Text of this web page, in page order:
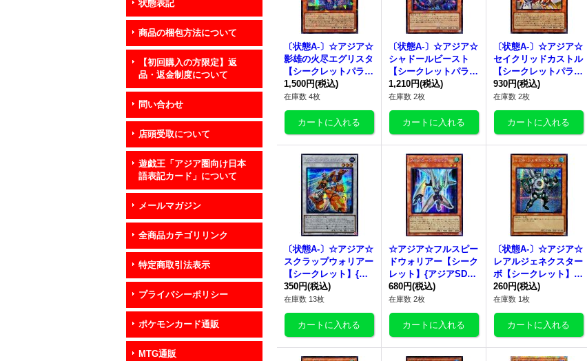
状態表記
商品の梱包方法について
【初回購入の方限定】返
品・返金制度について
問い合わせ
店頭受取について
遊戯王「アジア圏向け日本
語表記カード」について
メールマガジン
全商品カテゴリリンク
特定商取引法表示
プライバシーポリシー
ポケモンカード通販
MTG通販
〔状態A-〕☆アジア☆
影雄の火尽エグリスタ
【シークレットパラレ
ル】{アジアTW03-JP0
62}《モンスター》
1,500円(税込)
在庫数 4枚
〔状態A-〕☆アジア☆
シャドールビースト
【シークレットパラレ
ル】{アジアTW03-JP0
70}《モンスター》
1,210円(税込)
在庫数 2枚
〔状態A-〕☆アジア☆
セイクリッドカストル
【シークレットパラレ
ル】{アジアTW03-JP0
40}《モンスター》
930円(税込)
在庫数 2枚
〔状態A-〕☆アジア☆
スクラップウォリアー
【シークレット】{ア
ジアSD48-JPP08}
《シンクロ》
350円(税込)
在庫数 13枚
☆アジア☆フルスピー
ドウォリアー【シーク
レット】{アジアSD48
-JPP01}《モンスタ
ー》
680円(税込)
在庫数 2枚
〔状態A-〕☆アジア☆
レアルジェネクスター
ボ【シークレット】
{アジアTW01-JP069}
《モンスター》
260円(税込)
在庫数 1枚